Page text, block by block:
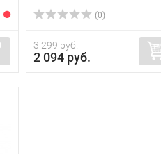
(0)
3 299 руб.
2 094 руб.